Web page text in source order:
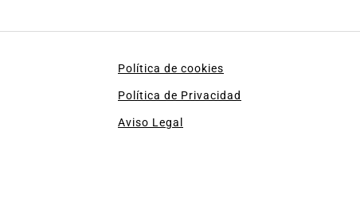
Política de cookies
Política de Privacidad
Aviso Legal